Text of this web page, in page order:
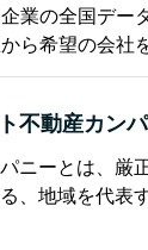
業の全国デー
ら希望の会社
不動産カン
ニーとは、厳
、地域を代表